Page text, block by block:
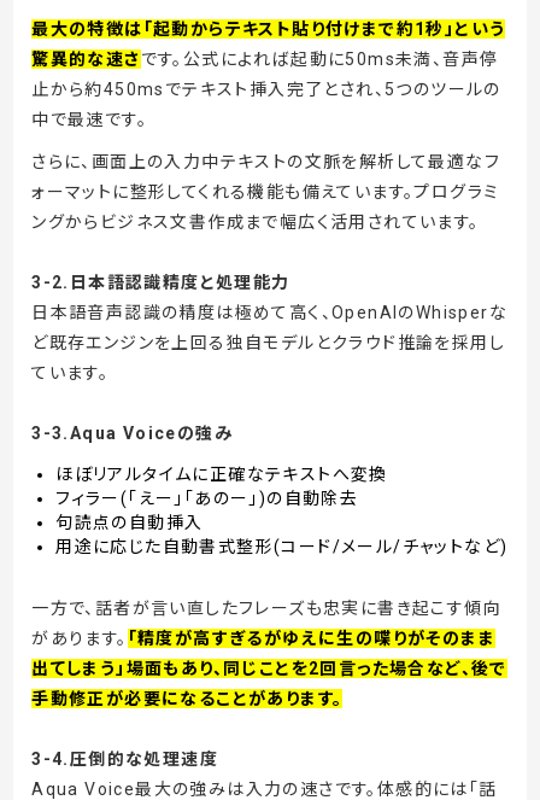
最大の特徴は「起動からテキスト貼り付けまで約1秒」という
驚異的な速さ です。公式によれば起動に50ms未満、音声停
止から約450msでテキスト挿入完了とされ、5つのツールの
中で最速です。
さらに、画面上の入力中テキストの文脈を解析して最適なフ
ォーマットに整形してくれる機能も備えています。プログラミ
ングからビジネス文書作成まで幅広く活用されています。
3-2.日本語認識精度と処理能力
日本語音声認識の精度は極めて高く、OpenAIのWhisperな
ど既存エンジンを上回る独自モデルとクラウド推論を採用し
ています。
3-3.Aqua Voiceの強み
ほぼリアルタイムに正確なテキストへ変換
フィラー(「えー」「あのー」)の自動除去
句読点の自動挿入
用途に応じた自動書式整形(コード/メール/チャットなど)
一方で、話者が言い直したフレーズも忠実に書き起こす傾向
があります。 「精度が高すぎるがゆえに生の喋りがそのまま
出てしまう」場面もあり、同じことを2回言った場合など、後で
手動修正が必要になることがあります。
3-4.圧倒的な処理速度
Aqua Voice最大の強みは入力の速さです。体感的には「話